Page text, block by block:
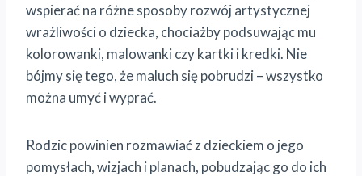
wspierać na różne sposoby rozwój artystycznej
wrażliwości o dziecka, chociażby podsuwając mu
kolorowanki, malowanki czy kartki i kredki. Nie
bójmy się tego, że maluch się pobrudzi – wszystko
można umyć i wyprać.
Rodzic powinien rozmawiać z dzieckiem o jego
pomysłach, wizjach i planach, pobudzając go do ich